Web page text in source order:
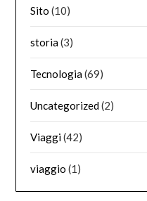
Sito (10)
storia(3)
Tecnologia(69)
Uncategorized(2)
Viaggi(42)
viaggio (1)